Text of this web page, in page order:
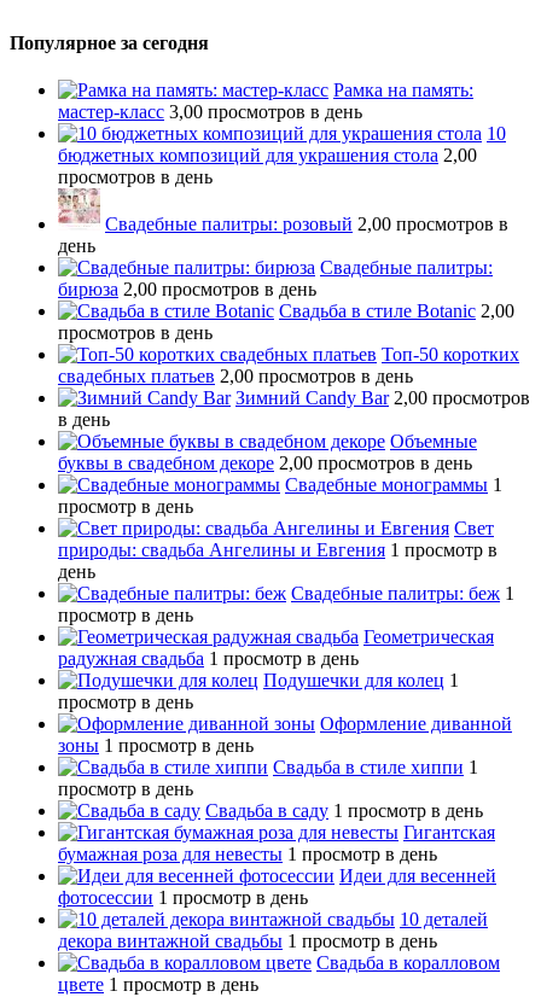
Популярное за сегодня
Рамка на память:
мастер-класс 3,00 просмотров в день
10
бюджетных композиций для украшения стола 2,00
просмотров в день
Свадебные палитры: розовый 2,00 просмотров в
день
Свадебные палитры:
бирюза 2,00 просмотров в день
Свадьба в стиле Botanic 2,00
просмотров в день
Топ-50 коротких
свадебных платьев 2,00 просмотров в день
Зимний Candy Bar 2,00 просмотров
в день
Объемные
буквы в свадебном декоре 2,00 просмотров в день
Свадебные монограммы 1
просмотр в день
Свет
природы: свадьба Ангелины и Евгения 1 просмотр в
день
Свадебные палитры: беж 1
просмотр в день
Геометрическая
радужная свадьба 1 просмотр в день
Подушечки для колец 1
просмотр в день
Оформление диванной
зоны 1 просмотр в день
Свадьба в стиле хиппи 1
просмотр в день
Свадьба в саду 1 просмотр в день
Гигантская
бумажная роза для невесты 1 просмотр в день
Идеи для весенней
фотосессии 1 просмотр в день
10 деталей
декора винтажной свадьбы 1 просмотр в день
Свадьба в коралловом
цвете 1 просмотр в день